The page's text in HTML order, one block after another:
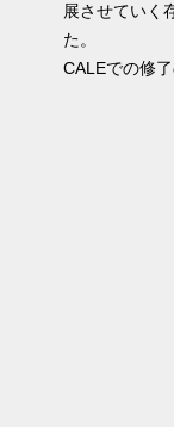
展させていく
た。
CALEでの修